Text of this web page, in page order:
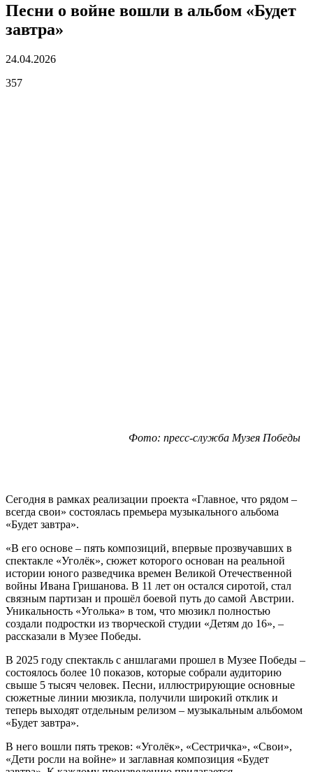
Песни о войне вошли в альбом «Будет
завтра»
24.04.2026
357
Фото: пресс-служба Музея Победы
Сегодня в рамках реализации проекта «Главное, что рядом –
всегда свои» состоялась премьера музыкального альбома
«Будет завтра».
«В его основе – пять композиций, впервые прозвучавших в
спектакле «Уголёк», сюжет которого основан на реальной
истории юного разведчика времен Великой Отечественной
войны Ивана Гришанова. В 11 лет он остался сиротой, стал
связным партизан и прошёл боевой путь до самой Австрии.
Уникальность «Уголька» в том, что мюзикл полностью
создали подростки из творческой студии «Детям до 16», –
рассказали в Музее Победы.
В 2025 году спектакль с аншлагами прошел в Музее Победы –
состоялось более 10 показов, которые собрали аудиторию
свыше 5 тысяч человек. Песни, иллюстрирующие основные
сюжетные линии мюзикла, получили широкий отклик и
теперь выходят отдельным релизом – музыкальным альбомом
«Будет завтра».
В него вошли пять треков: «Уголёк», «Сестричка», «Свои»,
«Дети росли на войне» и заглавная композиция «Будет